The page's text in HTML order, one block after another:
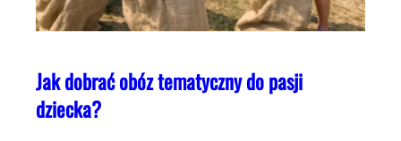
Jak dobrać obóz tematyczny do pasji
dziecka?